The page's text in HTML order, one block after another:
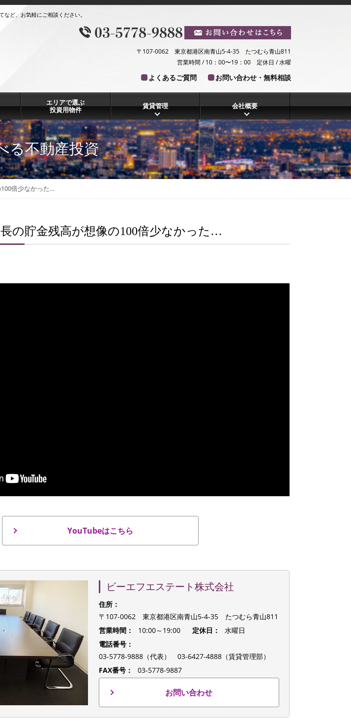
ど、お気軽にご相談ください。
〒107-0062 東京都港区南青山5-4-35 たつむら青山811
営業時間 / 10：00〜19：00 定休日 / 水曜
よくあるご質問 お問い合わせ・無料相談
エリアで選ぶ
投資用物件
賃貸管理 会社概要
る不動産投資
100倍少なかった…
長の貯金残高が想像の100倍少なかった…
YouTubeはこちら
ビーエフエステート株式会社
住所：
〒107-0062 東京都港区南青山5-4-35 たつむら青山811
営業時間：
10:00～19:00 定休日：
水曜日
電話番号：
03-5778-9888（代表） 03-6427-4888（賃貸管理部）
FAX番号：
03-5778-9887
お問い合わせ